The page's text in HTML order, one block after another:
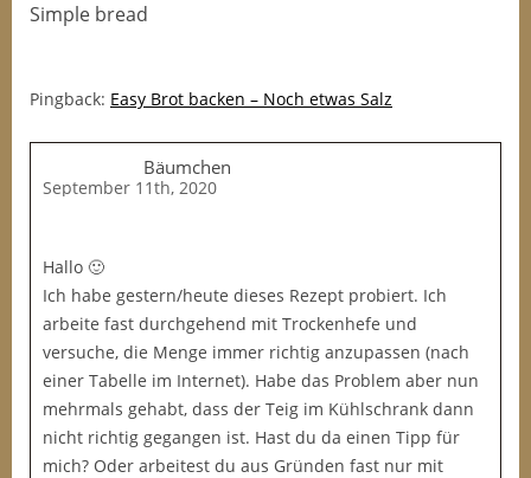
Simple bread
Pingback: Easy Brot backen – Noch etwas Salz
Bäumchen
September 11th, 2020
Hallo 🙂
Ich habe gestern/heute dieses Rezept probiert. Ich
arbeite fast durchgehend mit Trockenhefe und
versuche, die Menge immer richtig anzupassen (nach
einer Tabelle im Internet). Habe das Problem aber nun
mehrmals gehabt, dass der Teig im Kühlschrank dann
nicht richtig gegangen ist. Hast du da einen Tipp für
mich? Oder arbeitest du aus Gründen fast nur mit